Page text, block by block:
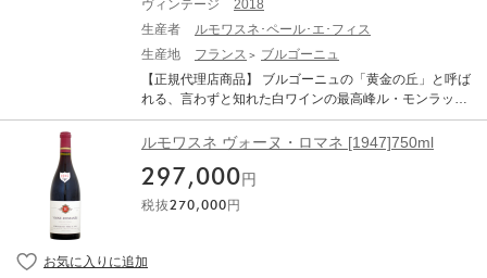
香り、味わいが複雑に変化している可能性があります。
これらは古酒の特徴です。 熟成されたワイン(古酒)です
のでボトルバリエーション等ございます。それをご理解
頂いた上でのご購入をお願い致します。
同じワインから注ぎ足しリコルクして出荷いたします。
深い眠りと丹念な世話により出来上がったワインは、他
のドメーヌでは考えられない程の長熟なワインを生み出
ュヴレ・シャンベルタン村に9つある特級畑の中でも、シ
ャンベルタン・クロ・ド・ベーズとともに別格とされ
り使われており、隣接する特級畑クロ・ド・ベーズとの
境界線は、中世より変更されておらず、長い歴史を持っ
ています。 REMOISSENET PERE ET FILS CHAMBERTI
N GRAND CRU ルモワスネ シャンベルタン グラン・ク
BERTIN GRAND CRU ぶどう品種：ピノ・ノワール 10
ヴィンテージ
2018
生産者
ルモワスネ･ペール･エ･フィス
生産地
フランス
ブルゴーニュ
【正規代理店商品】 ブルゴーニュの「黄金の丘」と呼ば
れる、言わずと知れた白ワインの最高峰ル・モンラッシ
ェ! ルモワスネは1879年設立のネゴシアン。年代物の古
酒は大量のストックをしています。前当主のローラン氏
の豊富な財力で60年代,70年代,80年代は現代のトップド
メーヌから大量のワインを買い付けています。その素晴
らしいワインが、彼のカーヴにて樽から瓶に詰められた
味わいは酸、タンニン、果実味全てが溶け合った魅惑的
ルモワスネ ヴォーヌ・ロマネ [1947]750ml
297,000 円
税抜270,000 円